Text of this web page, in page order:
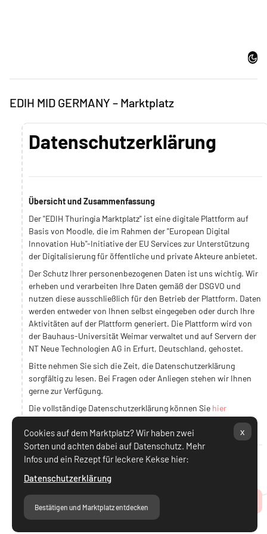
Cookies auf dem Marktplatz? Wir haben zwei
Sorten und achten dabei auf Datenschutz. Mehr
Infos und ein Rezept für leckere Kekse hier:
Datenschutzerklärung
Bestätigen und Marktplatz entdecken
x
Dark
EDIH MID GERMANY – Marktplatz
Datenschutzerklärung
Übersicht und Zusammenfassung
Der "EDIH Thuringia Marktplatz" ist eine digitale Plattform auf
Basis von Moodle, die im Rahmen der "European Digital
Innovation Hub"-Initiative der EU Services zur Unterstützung
der Digitalisierung für öffentliche und private Akteure anbietet.
Der Schutz Ihrer personenbezogenen Daten ist uns wichtig. Wir
erheben und verarbeiten Ihre Daten gemäß der DSGVO und
nutzen diese ausschließlich für den Betrieb der Plattform. Daten
werden entweder von Ihnen selbst eingegeben oder durch Ihre
Aktivitäten auf der Plattform generiert. Die Plattform wird von
der Bauhaus-Universität Weimar verwaltet und auf Servern der
NT Neue Technologien AG in Erfurt, Deutschland, gehostet.
Bitte nehmen Sie sich die Zeit, die Datenschutzerklärung
sorgfältig zu lesen. Bei Fragen oder Anliegen stehen wir Ihnen
gerne zur Verfügung.
Die vollständige Datenschutzerklärung können Sie hier
Ich stimme Datenschutzerklärung zu.